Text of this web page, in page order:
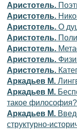
Аристотель.
Аристотель.
Аристотель. О
Аристотель.
Аристотель.
Аристотель.
Аристотель.
Аркадьев М.
Аркадьев М.
такое
Аркадьев М.
структурно-